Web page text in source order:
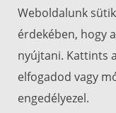
Weboldalunk
érdekében, hogy
nyújtani. Kattints
elfogadod vagy
engedélyezel.